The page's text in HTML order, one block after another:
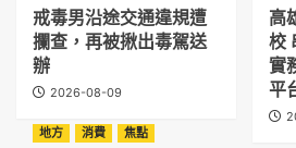
戒毒男沿途交通違規遭
攔查，再被揪出毒駕送
辦
2026-08-09
高
校
實
平
地方
消費 焦點